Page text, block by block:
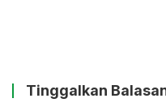
Tinggalkan